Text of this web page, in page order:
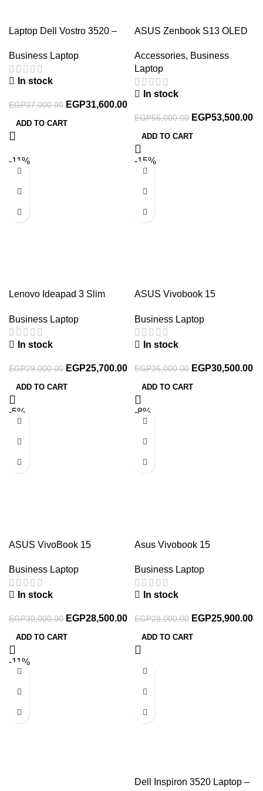
Laptop Dell Vostro 3520 –
UHD Graphics – 16GB
DDR4 3200MHz -512GB
NVMe SSD – 15.6 inch FHD
Business Laptop
In stock
EGP37,000.00 EGP31,600.00
ADD TO CART
ASUS Zenbook S13 OLED
Laptop 13.3 Inch 3K OLED
Intel Core Ultra 7-155U
16GB RAM 1TB SSD Intel
Graphics Win 11 Sleeve,
Accessories, Business
Laptop
In stock
EGP56,000.00 EGP53,500.00
ADD TO CART
-11%
Lenovo Ideapad 3 Slim
Core™ i5-13420H – 8GB –
512GB SSD – Intel® UHD
Graphics – 15.6″ FHD –
Business Laptop
In stock
EGP29,000.00 EGP25,700.00
ADD TO CART
-15%
ASUS Vivobook 15
Intel® Core™ i7-1355U –
8GB – 512GB SSD – Intel®
Iris Xe Graphics – 15.6” FHD
Business Laptop
In stock
EGP36,000.00 EGP30,500.00
ADD TO CART
-5%
ASUS VivoBook 15
Ryzen 7 7730U 8GB RAM
512GB SSD AMD Radeon
Graphics 15.6 inch FHD
Business Laptop
In stock
EGP30,000.00 EGP28,500.00
ADD TO CART
-8%
Asus Vivobook 15
Intel Core i5-1335U 15.6
Inch FHD 512GB SSD 8GB
RAM Intel Iris Xe Graphics
Business Laptop
In stock
EGP28,000.00 EGP25,900.00
ADD TO CART
-11%
Dell Inspiron 3520 Laptop –